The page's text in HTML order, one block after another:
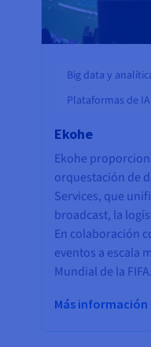
Big data y
Plataformas de
Ekohe
Ekohe
orquestación de
Services, que
broadcast, la
En colaboración
eventos a escala
Mundial de la FIFA.
Más información